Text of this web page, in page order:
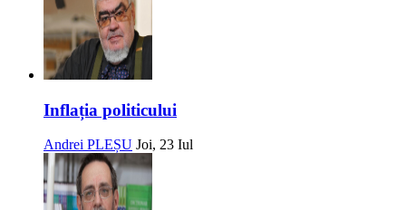
Inflația politicului
Andrei PLEȘU Joi, 23 Iul